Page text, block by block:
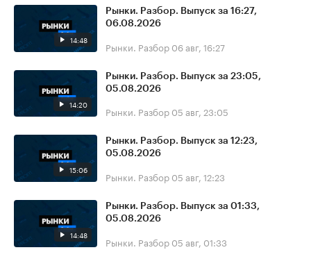
14:48
Рынки. Разбор. Выпуск за 16:27,
06.08.2026
Рынки. Разбор 06 авг, 16:27
14:20
Рынки. Разбор. Выпуск за 23:05,
05.08.2026
Рынки. Разбор 05 авг, 23:05
15:06
Рынки. Разбор. Выпуск за 12:23,
05.08.2026
Рынки. Разбор 05 авг, 12:23
14:48
Рынки. Разбор. Выпуск за 01:33,
05.08.2026
Рынки. Разбор 05 авг, 01:33